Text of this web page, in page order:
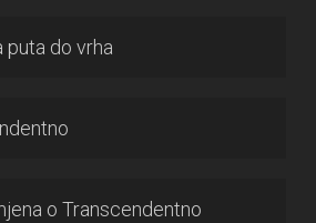
puta do vrha
o Transcendentno